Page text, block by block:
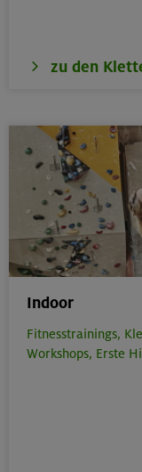
zu den
Indoor
Fitnesstrainings,
Workshops, Erste